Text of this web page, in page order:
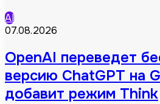
AI
07.08.2026
OpenAI переведет
версию ChatGPT на
добавит режим Think